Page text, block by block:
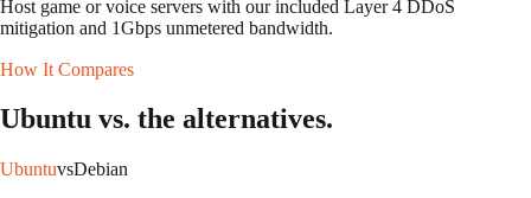
Host game or voice servers with our included Layer 4 DDoS
mitigation and 1Gbps unmetered bandwidth.
How It Compares
Ubuntu vs. the alternatives.
UbuntuvsDebian